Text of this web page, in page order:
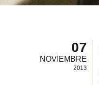
07
NOVIEMBRE
2013